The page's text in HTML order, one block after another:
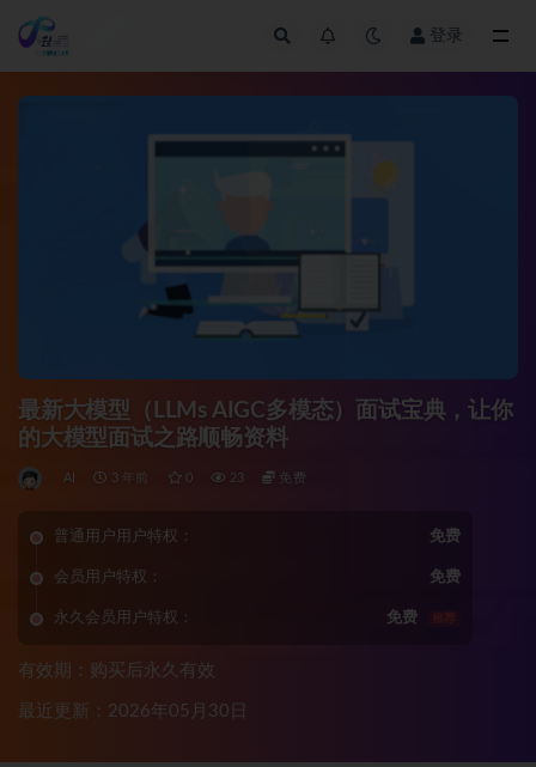
登录
最新大模型（LLMs AIGC多模态）面试宝典，让你
的大模型面试之路顺畅资料
AI 3 年前 0 23 免费
普通用户用户特权： 免费
会员用户特权： 免费
永久会员用户特权： 免费 推荐
有效期：购买后永久有效
最近更新：2026年05月30日